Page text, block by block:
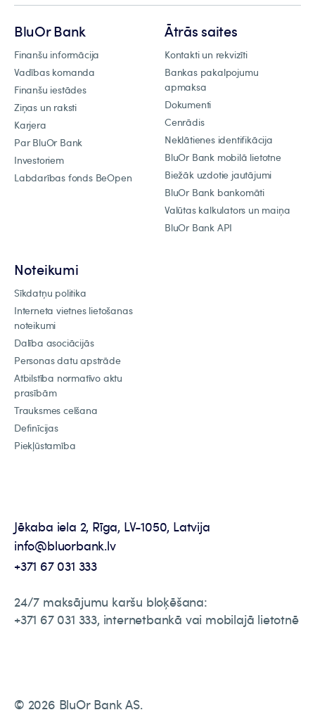
BluOr Bank
Finanšu informācija
Vadības komanda
Finanšu iestādes
Ziņas un raksti
Karjera
Par BluOr Bank
Investoriem
Labdarības fonds BeOpen
Ātrās saites
Kontakti un rekvizīti
Bankas pakalpojumu
apmaksa
Dokumenti
Cenrādis
Neklātienes identifikācija
BluOr Bank mobilā lietotne
Biežāk uzdotie jautājumi
BluOr Bank bankomāti
Valūtas kalkulators un maiņa
BluOr Bank API
Noteikumi
Sīkdatņu politika
Interneta vietnes lietošanas
noteikumi
Dalība asociācijās
Personas datu apstrāde
Atbilstība normatīvo aktu
prasībām
Trauksmes celšana
Definīcijas
Piekļūstamība
Jēkaba iela 2, Rīga, LV-1050, Latvija
info@bluorbank.lv
+371 67 031 333
24/7 maksājumu karšu bloķēšana:
+371 67 031 333, internetbankā vai mobilajā lietotnē
© 2026 BluOr Bank AS.